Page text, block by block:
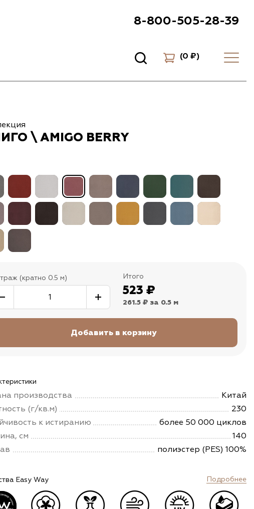
8-800-505-28-39
(0 ₽)
\ AMIGO BERRY
(кратно 0.5 м) Итого
523 ₽
261.5 ₽ за 0.5 м
производства
Китай
(г/кв.м)
230
к истиранию
более 50 000 циклов
см
140
полиэстер (PES) 100%
Easy Way Подробнее